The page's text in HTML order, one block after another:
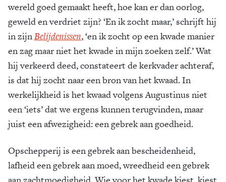
wereld goed gemaakt heeft, hoe kan er dan oorlog,
geweld en verdriet zijn? ‘En ik zocht maar,’ schrijft hij
in zijnBelijdenissen, ‘en ik zocht op een kwade manier
en zag maar niet het kwade in mijn zoeken zelf.’ Wat
hij verkeerd deed, constateert de kerkvader achteraf,
is dat hij zocht naar een bron van het kwaad. In
werkelijkheid is het kwaad volgens Augustinus niet
een ‘iets’ dat we ergens kunnen terugvinden, maar
juist een afwezigheid: een gebrek aan goedheid.
Opschepperij is een gebrek aan bescheidenheid,
lafheid een gebrek aan moed, wreedheid een gebrek